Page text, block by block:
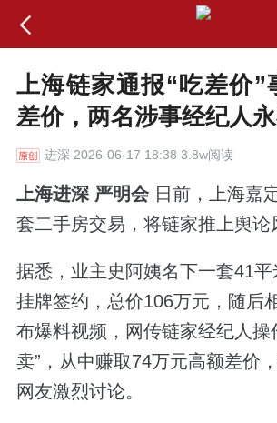
上海链家通报“吃差价”
差价，两名涉事经纪人
进深 2026-06-17 18:38 3.8w阅读
上海进深 严明会日前，上海嘉
套二手房交易，将链家推上舆论
据悉，业主史阿姨名下一套41
挂牌签约，总价106万元，随后
布爆料视频，网传链家经纪人操
卖”，从中赚取74万元高额差价
网友激烈讨论。